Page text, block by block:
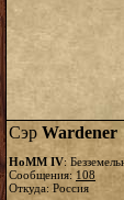
Сэр Wardener
HoMM IV:
Сообщения: 108
Откуда: Россия